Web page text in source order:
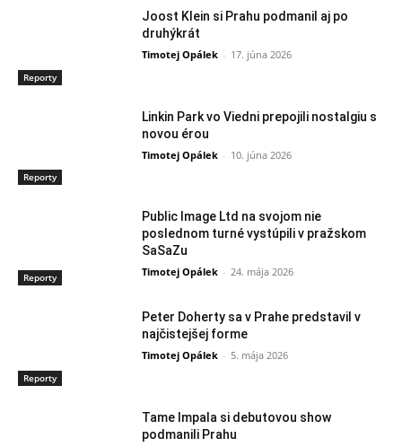
Reporty
Joost Klein si Prahu podmanil aj po
druhýkrát
Timotej Opálek - 17. júna 2026
Reporty
Linkin Park vo Viedni prepojili nostalgiu s
novou érou
Timotej Opálek - 10. júna 2026
Reporty
Public Image Ltd na svojom nie
poslednom turné vystúpili v pražskom
SaSaZu
Timotej Opálek - 24. mája 2026
Reporty
Peter Doherty sa v Prahe predstavil v
najčistejšej forme
Timotej Opálek - 5. mája 2026
Tame Impala si debutovou show
podmanili Prahu